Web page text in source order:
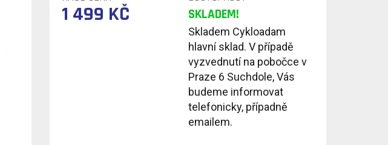
1 499 KČ SKLADEM!
Skladem Cykloadam
hlavní sklad. V případě
vyzvednutí na pobočce v
Praze 6 Suchdole, Vás
budeme informovat
telefonicky, případně
emailem.